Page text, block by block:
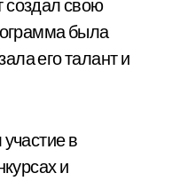
создал свою
была
его талант и
в
и